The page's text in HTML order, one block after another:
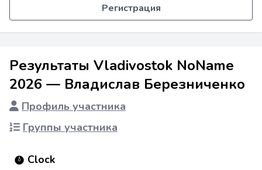
Регистрация
Результаты Vladivostok NoName
2026 — Владислав Березниченко
Профиль участника
Группы участника
Clock